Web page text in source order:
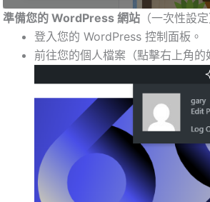
準備您的 WordPress 網站 （一次性設定
登入您的 WordPress 控制面板。
前往您的個人檔案（點擊右上角